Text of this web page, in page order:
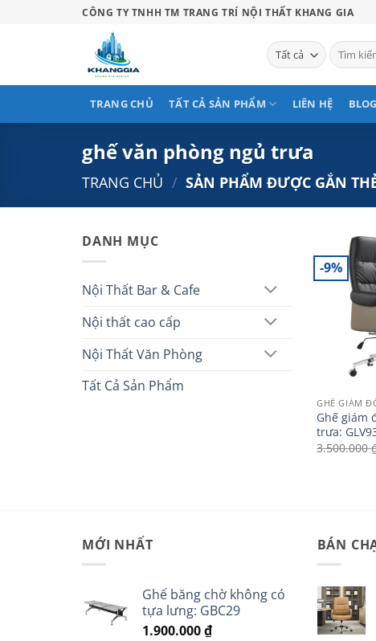
CÔNG TY TNHH TM TRANG TRÍ NỘI THẤT KHANG GIA
Tìm
kiếm:
TRANG CHỦ TẤT CẢ SẢN PHẨM LIÊN HỆ BLOG
ghế văn phòng ngủ trưa
TRANG CHỦ / SẢN PHẨM ĐƯỢC GẮN
DANH MỤC
Nội Thất Bar & Cafe
Nội thất cao cấp
Nội Thất Văn Phòng
Tất Cả Sản Phẩm
-9%
GHẾ GIÁM
Ghế giám
trưa:
3.500.000
MỚI NHẤT
Ghế băng chờ không có
tựa lưng: GBC29
1.900.000₫
BÁN